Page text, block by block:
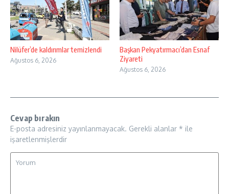
Nilüfer’de kaldırımlar temizlendi
Ağustos 6, 2026
Başkan Pekyatırmacı’dan Esnaf
Ziyareti
Ağustos 6, 2026
Cevap bırakın
E-posta adresiniz yayınlanmayacak. Gerekli alanlar * ile
işaretlenmişlerdir